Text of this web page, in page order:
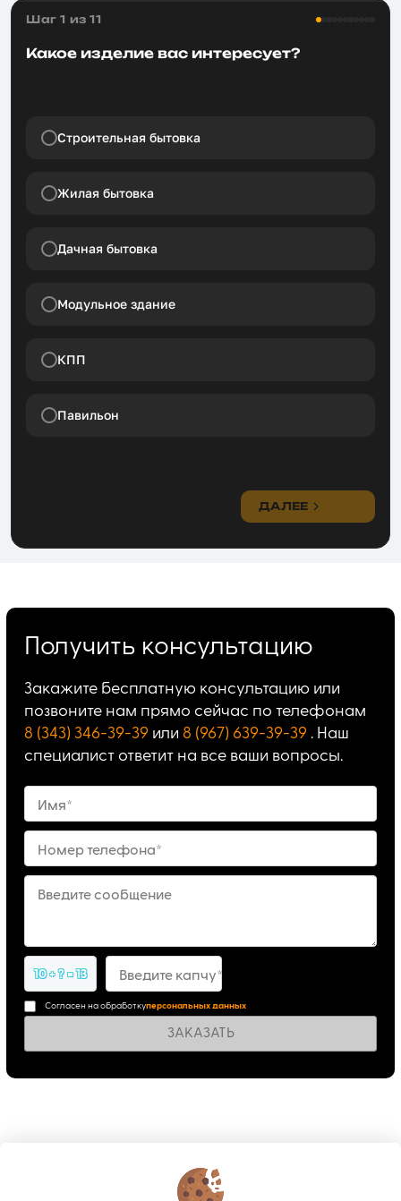
Шаг 1 из 11
Какое изделие вас интересует?
Строительная бытовка
Жилая бытовка
Дачная бытовка
Модульное здание
КПП
Павильон
ДАЛЕЕ
Получить консультацию
Закажите бесплатную консультацию или
позвоните нам прямо сейчас по телефонам
8 (343) 346-39-39 или 8 (967) 639-39-39 . Наш
специалист ответит на все ваши вопросы.
Имя*
Номер телефона*
Введите сообщение
10 + ? = 13 Введите капчу*
Согласен на обработкуперсональных данных
ЗАКАЗАТЬ